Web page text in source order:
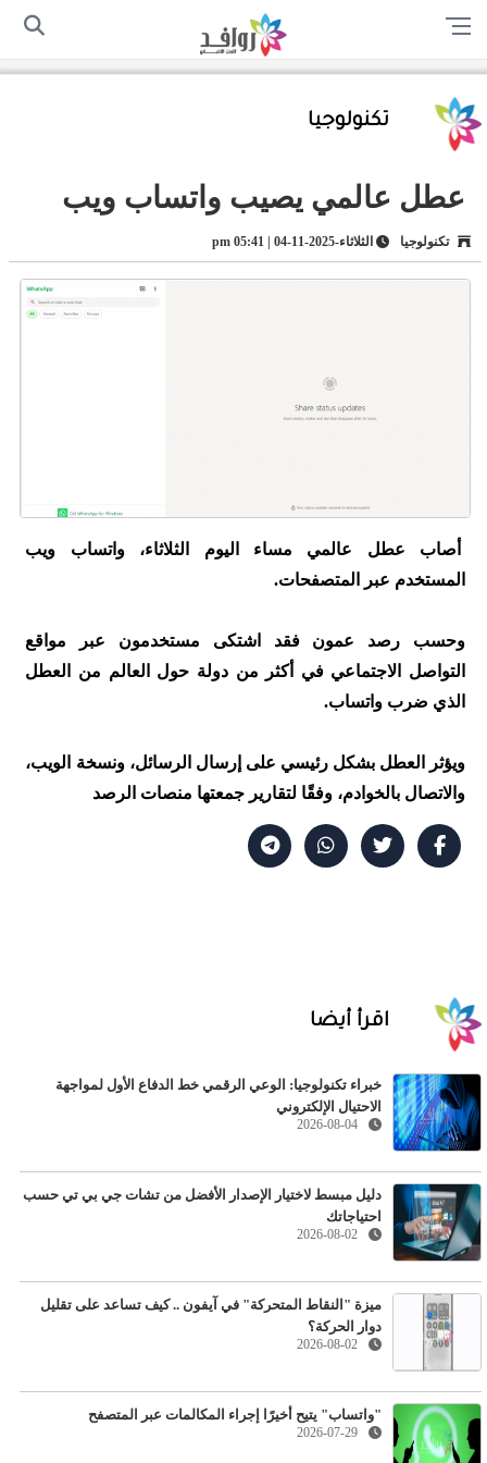
الرئيسية سياسة الخصوصية
تكنولوجيا
عطل عالمي يصيب واتساب ويب
تكنولوجيا الثلاثاء-2025-11-04 | 05:41 pm
أصاب عطل عالمي مساء اليوم الثلاثاء، واتساب ويب
المستخدم عبر المتصفحات.
وحسب رصد عمون فقد اشتكى مستخدمون عبر مواقع
التواصل الاجتماعي في أكثر من دولة حول العالم من العطل
الذي ضرب واتساب.
ويؤثر العطل بشكل رئيسي على إرسال الرسائل، ونسخة الويب،
والاتصال بالخوادم، وفقًا لتقارير جمعتها منصات الرصد
اقرأ أيضا
خبراء تكنولوجيا: الوعي الرقمي خط الدفاع الأول لمواجهة
الاحتيال الإلكتروني
2026-08-04
دليل مبسط لاختيار الإصدار الأفضل من تشات جي بي تي حسب
احتياجاتك
2026-08-02
ميزة "النقاط المتحركة" في آيفون .. كيف تساعد على تقليل
دوار الحركة؟
2026-08-02
"واتساب" يتيح أخيرًا إجراء المكالمات عبر المتصفح
2026-07-29